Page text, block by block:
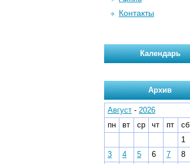
Контакты
Календарь
Архив
Август - 2026
пн
вт ср чт пт сб
1
3
4 5 6 7 8